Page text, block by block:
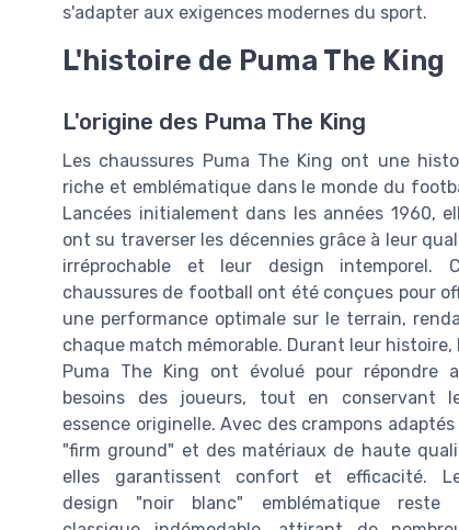
s'adapter aux exigences modernes du sport.
L'histoire de Puma The King
L'origine des Puma The King
Les chaussures Puma The King ont une
riche et emblématique dans le monde du
Lancées initialement dans les années 1960,
ont su traverser les décennies grâce à leur
irréprochable et leur design intemporel.
chaussures de football ont été conçues pour
une performance optimale sur le terrain,
chaque match mémorable. Durant leur histoire,
Puma The King ont évolué pour répondre
besoins des joueurs, tout en conservant
essence originelle. Avec des crampons adaptés
"firm ground" et des matériaux de haute
elles garantissent confort et efficacité.
design "noir blanc" emblématique reste